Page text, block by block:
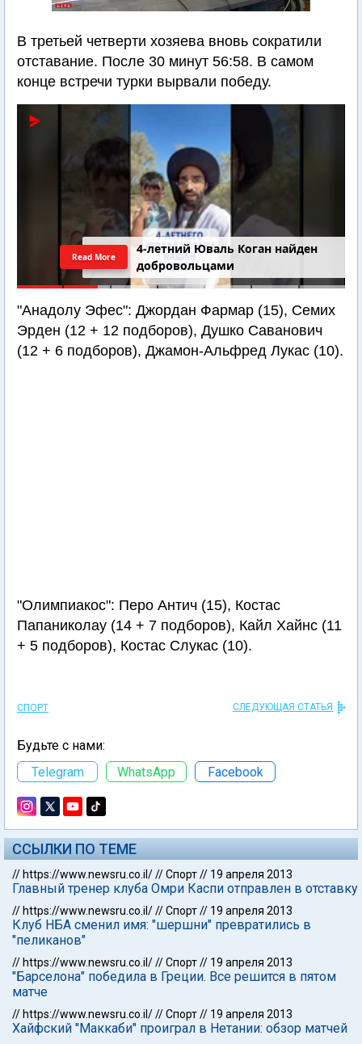
В третьей четверти хозяева вновь сократили
отставание. После 30 минут 56:58. В самом
конце встречи турки вырвали победу.
4-летний Юваль Коган найден
добровольцами
Read More
"Анадолу Эфес": Джордан Фармар (15), Семих
Эрден (12 + 12 подборов), Душко Саванович
(12 + 6 подборов), Джамон-Альфред Лукас (10).
"Олимпиакос": Перо Антич (15), Костас
Папаниколау (14 + 7 подборов), Кайл Хайнс (11
+ 5 подборов), Костас Слукас (10).
СПОРТ СЛЕДУЮЩАЯ СТАТЬЯ
Будьте с нами:
Telegram
WhatsApp Facebook
ССЫЛКИ ПО ТЕМЕ
// https://www.newsru.co.il///Спорт// 19 апреля 2013
Главный тренер клуба Омри Каспи отправлен в отставку
// https://www.newsru.co.il///Спорт// 19 апреля 2013
Клуб НБА сменил имя: "шершни" превратились в
"пеликанов"
// https://www.newsru.co.il///Спорт// 19 апреля 2013
"Барселона" победила в Греции. Все решится в пятом
матче
// https://www.newsru.co.il///Спорт// 19 апреля 2013
Хайфский "Маккаби" проиграл в Нетании: обзор матчей